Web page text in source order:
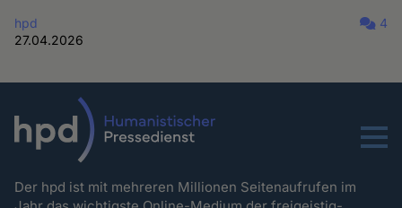
hpd
27.04.2026
4
Menu
Der hpd ist mit mehreren Millionen Seitenaufrufen im